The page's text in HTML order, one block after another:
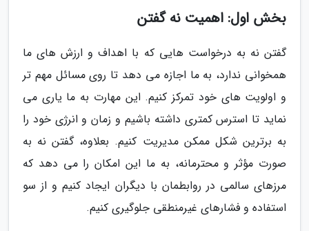
بخش اول: اهمیت نه گفتن
گفتن نه به درخواست هایی که با اهداف و ارزش های ما
همخوانی ندارد، به ما اجازه می دهد تا روی مسائل مهم تر
و اولویت های خود تمرکز کنیم. این مهارت به ما یاری می
نماید تا استرس کمتری داشته باشیم و زمان و انرژی خود را
به برترین شکل ممکن مدیریت کنیم. بعلاوه، گفتن نه به
صورت مؤثر و محترمانه، به ما این امکان را می دهد که
مرزهای سالمی در روابطمان با دیگران ایجاد کنیم و از سو
استفاده و فشارهای غیرمنطقی جلوگیری کنیم.